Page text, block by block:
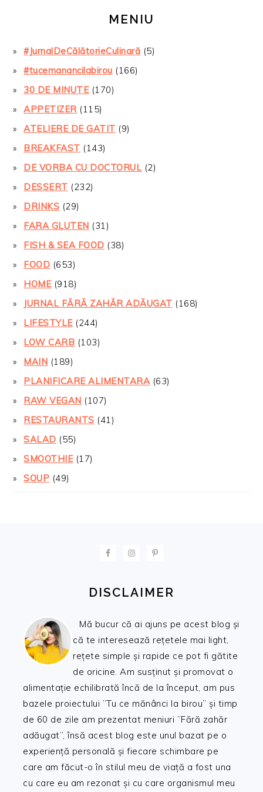
MENIU
#JurnalDeCălătorieCulinară (5)
#tucemanancilabirou (166)
30 DE MINUTE(170)
APPETIZER (115)
ATELIERE DE GATIT (9)
BREAKFAST (143)
DE VORBA CU DOCTORUL (2)
DESSERT (232)
DRINKS (29)
FARA GLUTEN (31)
FISH & SEA FOOD (38)
FOOD (653)
HOME(918)
JURNAL FĂRĂ ZAHĂR ADĂUGAT (168)
LIFESTYLE(244)
LOW CARB (103)
MAIN (189)
PLANIFICARE ALIMENTARA (63)
RAW VEGAN (107)
RESTAURANTS (41)
SALAD (55)
SMOOTHIE(17)
SOUP (49)
DISCLAIMER
Mă bucur că ai ajuns pe acest blog și
că te interesează rețetele mai light,
rețete simple și rapide ce pot fi gătite
de oricine. Am susținut și promovat o
alimentație echilibrată încă de la început, am pus
bazele proiectului ”Tu ce mănânci la birou” și timp
de 60 de zile am prezentat meniuri ”Fără zahăr
adăugat”, însă acest blog este unul bazat pe o
experiență personală și fiecare schimbare pe
care am făcut-o în stilul meu de viață a fost una
cu care eu am rezonat și cu care organismul meu